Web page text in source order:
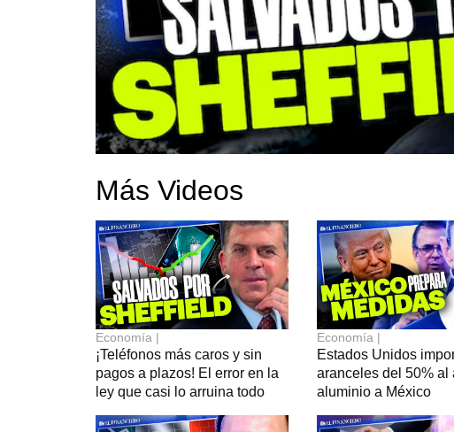
Directorio
Suscripciones
Más Videos
Economía |
¡Teléfonos más caros y sin
pagos a plazos! El error en la
ley que casi lo arruina todo
Economía |
Estados Unidos
aranceles del 50% al
aluminio a México